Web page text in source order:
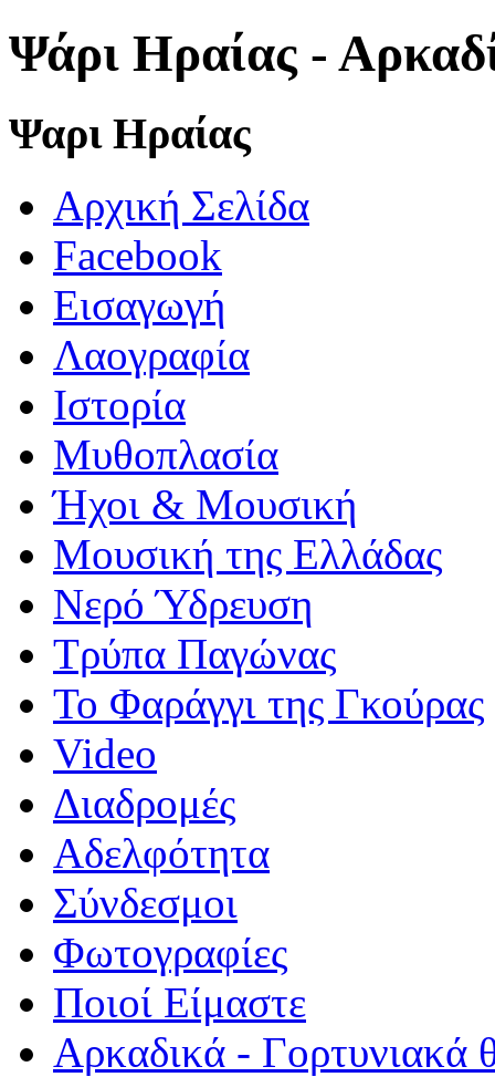
Ψάρι Ηραίας -
Ψαρι Ηραίας
Αρχική Σελίδα
Facebook
Εισαγωγή
Λαογραφία
Ιστορία
Μυθοπλασία
Ήχοι & Μουσική
Μουσική της Ελλάδας
Νερό Ύδρευση
Τρύπα Παγώνας
Το Φαράγγι της Γκούρας
Video
Διαδρομές
Αδελφότητα
Σύνδεσμοι
Φωτογραφίες
Ποιοί Είμαστε
Αρκαδικά - Γορτυνιακά